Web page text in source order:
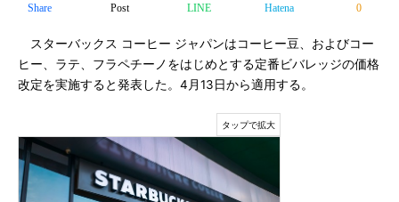
Share Post LINE Hatena 0
スターバックス コーヒー ジャパンはコーヒー豆、およびコー
ヒー、ラテ、フラペチーノをはじめとする定番ビバレッジの価格
改定を実施すると発表した。4月13日から適用する。